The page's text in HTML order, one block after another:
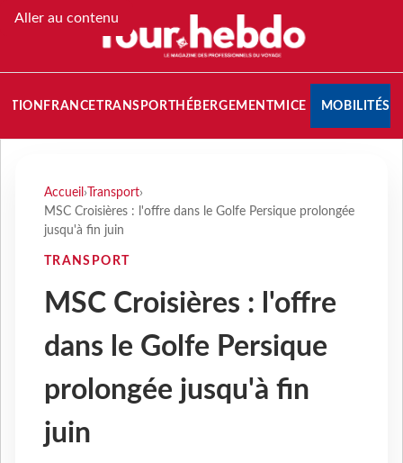
Aller au contenu
FRANCETRANSPORT HÉBERGEMENTMICE MOBILITÉS
Accueil › Transport›
MSC Croisières : l'offre dans le Golfe Persique prolongée
jusqu'à fin juin
TRANSPORT
MSC Croisières : l'offre
dans le Golfe Persique
prolongée jusqu'à fin
juin